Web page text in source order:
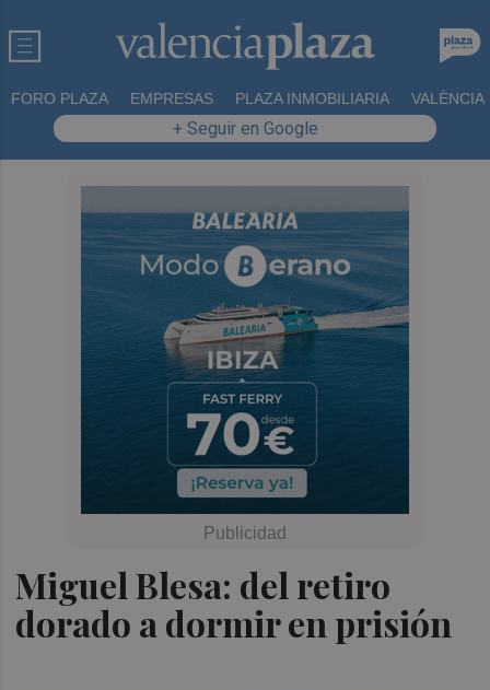
FORO PLAZA EMPRESAS PLAZA INMOBILIARIA VALÈNCIA
+ Seguir en Google
Miguel Blesa: del retiro
dorado a dormir en prisión